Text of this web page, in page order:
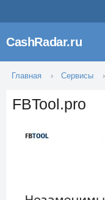
CashRadar.ru
Главная Сервисы
FBTool.pro